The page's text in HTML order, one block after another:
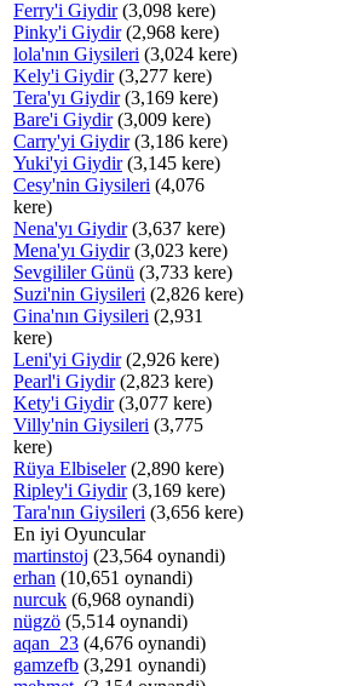
Ferry'i Giydir(3,098 kere)
Pinky'i Giydir(2,968 kere)
lola'nın Giysileri (3,024 kere)
Kely'i Giydir(3,277 kere)
Tera'yı Giydir(3,169 kere)
Bare'i Giydir(3,009 kere)
Carry'yi Giydir(3,186 kere)
Yuki'yi Giydir(3,145 kere)
Cesy'nin Giysileri (4,076
kere)
Nena'yı Giydir(3,637 kere)
Mena'yı Giydir(3,023 kere)
Sevgililer Günü (3,733 kere)
Suzi'nin Giysileri (2,826 kere)
Gina'nın Giysileri (2,931
kere)
Leni'yi Giydir(2,926 kere)
Pearl'i Giydir(2,823 kere)
Kety'i Giydir(3,077 kere)
Villy'nin Giysileri (3,775
kere)
Rüya Elbiseler(2,890 kere)
Ripley'i Giydir(3,169 kere)
Tara'nın Giysileri (3,656 kere)
En iyi Oyuncular
martinstoj (23,564 oynandi)
erhan (10,651 oynandi)
nurcuk (6,968 oynandi)
nügzö (5,514 oynandi)
aqan_23 (4,676 oynandi)
gamzefb (3,291 oynandi)